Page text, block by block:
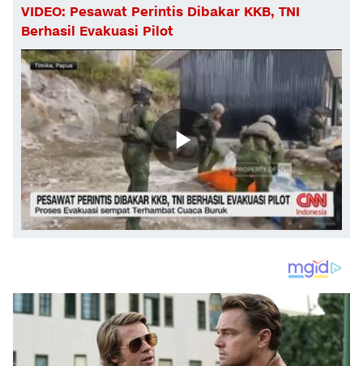
VIDEO: Pesawat Perintis Dibakar KKB, TNI
Berhasil Evakuasi Pilot